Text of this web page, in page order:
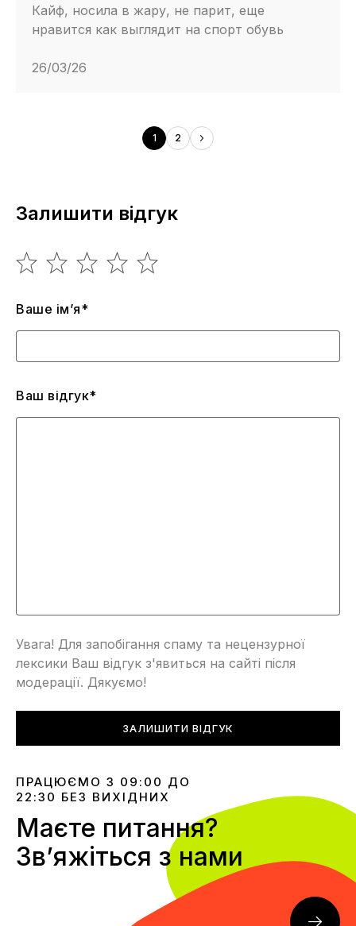
Кайф, носила в жару, не парит, еще
нравится как выглядит на спорт обувь
26/03/26
1 2
Залишити відгук
Ваше ім’я*
Ваш відгук*
Увага! Для запобігання спаму та нецензурної
лексики Ваш відгук з'явиться на сайті після
модерації. Дякуємо!
ЗАЛИШИТИ ВІДГУК
ПРАЦЮЄМО З 09:00 ДО
22:30 БЕЗ ВИХІДНИХ
Маєте питання?
Звʼяжіться з нами